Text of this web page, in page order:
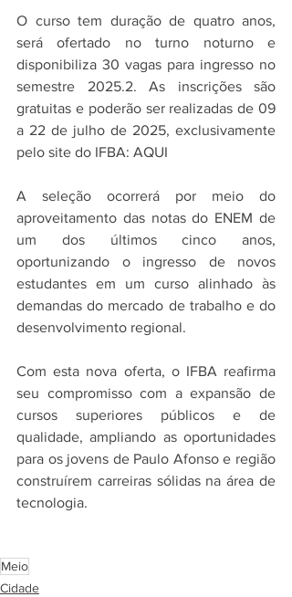
O curso tem duração de quatro anos,
será ofertado no turno noturno e
disponibiliza 30 vagas para ingresso no
semestre 2025.2. As inscrições são
gratuitas e poderão ser realizadas de 09
a 22 de julho de 2025, exclusivamente
pelo site do IFBA: AQUI
A seleção ocorrerá por meio do
aproveitamento das notas do ENEM de
um dos últimos cinco anos,
oportunizando o ingresso de novos
estudantes em um curso alinhado às
demandas do mercado de trabalho e do
desenvolvimento regional.
Com esta nova oferta, o IFBA reafirma
seu compromisso com a expansão de
cursos superiores públicos e de
qualidade, ampliando as oportunidades
para os jovens de Paulo Afonso e região
construírem carreiras sólidas na área de
tecnologia.
Meio
Cidade